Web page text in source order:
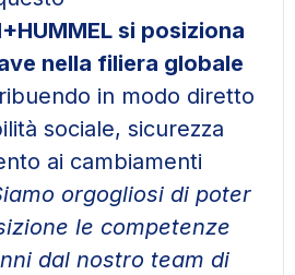
si posiziona
nella filiera globale
in modo diretto
sociale, sicurezza
ai cambiamenti
orgogliosi di poter
le competenze
dal nostro team di